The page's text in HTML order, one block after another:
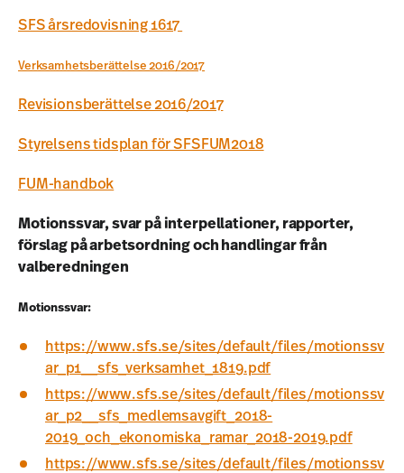
SFS årsredovisning 1617
Verksamhetsberättelse 2016/2017
Revisionsberättelse 2016/2017
Styrelsens tidsplan för SFSFUM2018
FUM-handbok
Motionssvar, svar på interpellationer, rapporter,
förslag på arbetsordning och handlingar från
valberedningen
Motionssvar:
https://www.sfs.se/sites/default/files/motionssv
ar_p1__sfs_verksamhet_1819.pdf
https://www.sfs.se/sites/default/files/motionssv
ar_p2__sfs_medlemsavgift_2018-
2019_och_ekonomiska_ramar_2018-2019.pdf
https://www.sfs.se/sites/default/files/motionssv